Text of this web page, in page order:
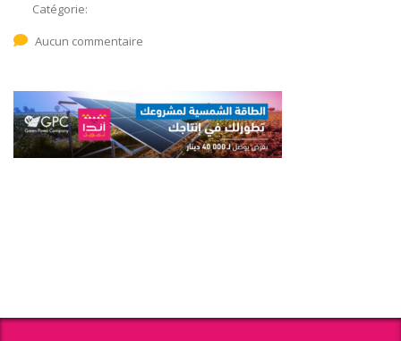
Catégorie:
Aucun commentaire